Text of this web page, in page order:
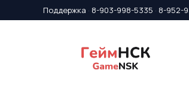
Поддержка · 8-903-998-5335 · 8-952-